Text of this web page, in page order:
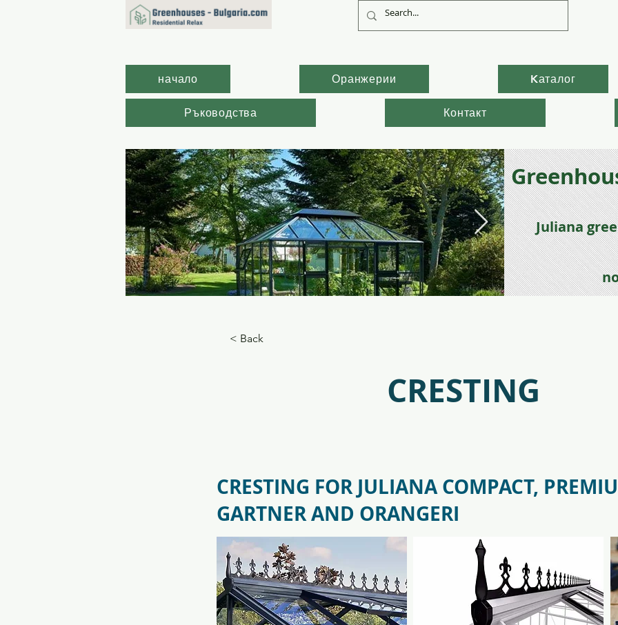
начало Оранжерии Kаталог
Ръководства Контакт
Juliana
< Back
CRESTING
CRESTING FOR JULIANA COMPACT,
GARTNER AND ORANGERI